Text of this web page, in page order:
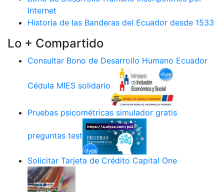
Internet
Historia de las Banderas del Ecuador desde 1533
Lo + Compartido
Consultar Bono de Desarrollo Humano Ecuador
Cédula MIES solidario
Pruebas psicométricas simulador gratis
preguntas test
Solicitar Tarjeta de Crédito Capital One